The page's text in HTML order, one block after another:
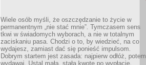
Wiele osób myśli, że oszczędzanie to życie w
permanentnym „nie stać mnie”. Tymczasem sens
tkwi w świadomych wyborach, a nie w totalnym
zaciskaniu pasa. Chodzi o to, by wiedzieć, na co
wydajesz, zamiast dać się ponieść impulsom.
Dobrym startem jest zasada: najpierw odłóż, potem
wydawaj. Ustal małą, stałą kwotę po wypłacie,